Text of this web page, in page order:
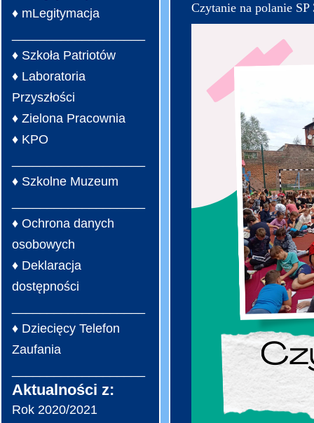
♦ mLegitymacja
♦ Szkoła Patriotów
♦ Laboratoria
Przyszłości
♦ Zielona Pracownia
♦ KPO
♦ Szkolne Muzeum
♦ Ochrona danych
osobowych
♦ Deklaracja
dostępności
♦ Dziecięcy Telefon
Zaufania
Aktualności z:
Rok 2020/2021
Czytanie na polanie SP